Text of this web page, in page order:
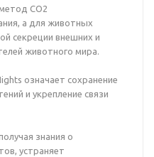
СО2
а для животных
секреции внешних и
животного мира.
означает сохранение
и укрепление связи
знания о
устраняет